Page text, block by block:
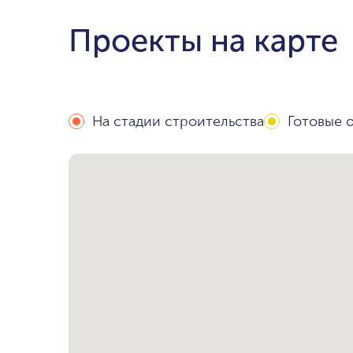
Проекты на карте
На стадии строительства Готовые